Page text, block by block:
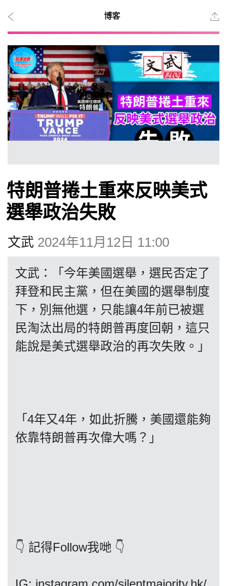
2026
年 8
月 6
時事
觀點
投票
昔日
關於我們
博客
特朗普捲土重來反映美式
選舉政治失敗
文武 2024年11月12日 11:00
文武：「今年美國選舉，選民否定了
拜登和民主黨，但在美國的選舉制度
下，別無他選，只能讓4年前已被選
民淘汰出局的特朗普再度回朝，這只
能說是美式選舉政治的再次失敗。」
「4年又4年，如此折騰，美國還能夠
依靠特朗普再次偉大嗎？」
👇 記得Follow我哋 👇